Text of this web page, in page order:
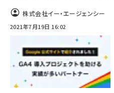
株式会社イー・エージェンシー
2021年7月19日 16:02